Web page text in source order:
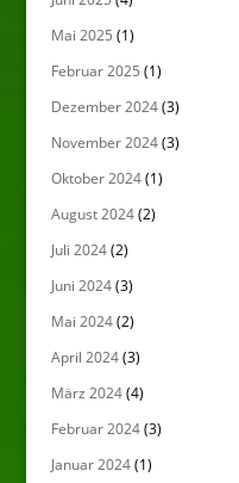
Mai 2025 (1)
Februar 2025 (1)
Dezember 2024(3)
November 2024(3)
Oktober 2024(1)
August 2024(2)
Juli 2024(2)
Juni 2024(3)
Mai 2024(2)
April 2024(3)
März 2024(4)
Februar 2024(3)
Januar 2024(1)